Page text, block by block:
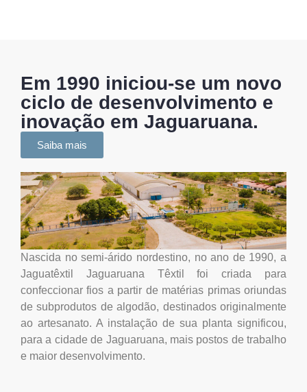
Em 1990 iniciou-se um novo
ciclo de desenvolvimento e
inovação em Jaguaruana.
Saiba mais
Nascida no semi-árido nordestino, no ano de 1990, a
Jaguatêxtil Jaguaruana Têxtil foi criada para
confeccionar fios a partir de matérias primas oriundas
de subprodutos de algodão, destinados originalmente
ao artesanato. A instalação de sua planta significou,
para a cidade de Jaguaruana, mais postos de trabalho
e maior desenvolvimento.